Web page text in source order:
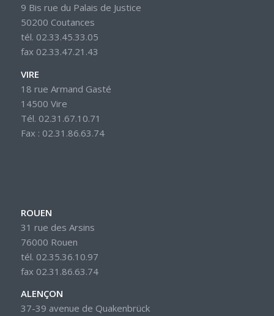
9 Bis rue du Palais de Justice
50200 Coutances
tél. 02.33.45.33.05
fax 02.33.47.21.43
VIRE
18 rue Armand Gasté
14500 Vire
Tél. 02.31.67.10.71
Fax : 02.31.86.63.74
ROUEN
31 rue des Arsins
76000 Rouen
tél. 02.35.36.10.97
fax 02.31.86.63.74
ALENÇON
37-39 avenue de Quakenbrück